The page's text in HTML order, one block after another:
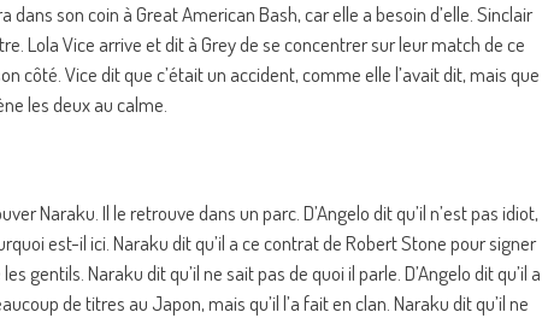
son coin à Great American Bash, car elle a besoin d’elle. Sinclair
Lola Vice arrive et dit à Grey de se concentrer sur leur match de ce
côté. Vice dit que c’était un accident, comme elle l’avait dit, mais que
les deux au calme.
Naraku. Il le retrouve dans un parc. D’Angelo dit qu’il n’est pas idiot,
est-il ici. Naraku dit qu’il a ce contrat de Robert Stone pour signer
gentils. Naraku dit qu’il ne sait pas de quoi il parle. D’Angelo dit qu’il a
de titres au Japon, mais qu’il l’a fait en clan. Naraku dit qu’il ne